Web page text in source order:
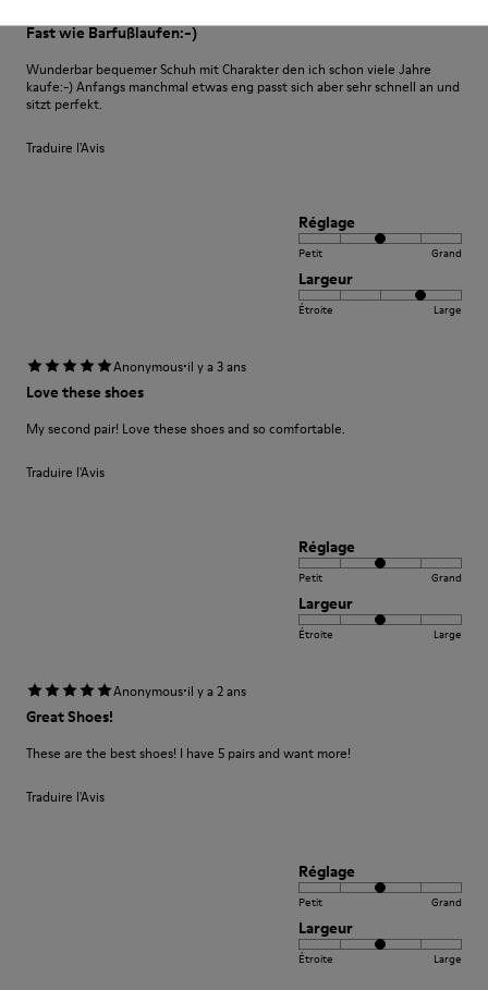
Fast wie Barfußlaufen:-)
Wunderbar bequemer Schuh mit Charakter den ich schon viele Jahre
kaufe:-) Anfangs manchmal etwas eng passt sich aber sehr schnell an und
sitzt perfekt.
Traduire l'Avis
Réglage
Petit Grand
Largeur
Étroite Large
Anonymous·il y a 3 ans
Love these shoes
My second pair! Love these shoes and so comfortable.
Traduire l'Avis
Réglage
Petit Grand
Largeur
Étroite Large
Anonymous·il y a 2 ans
Great Shoes!
These are the best shoes! I have 5 pairs and want more!
Traduire l'Avis
Réglage
Petit Grand
Largeur
Étroite Large